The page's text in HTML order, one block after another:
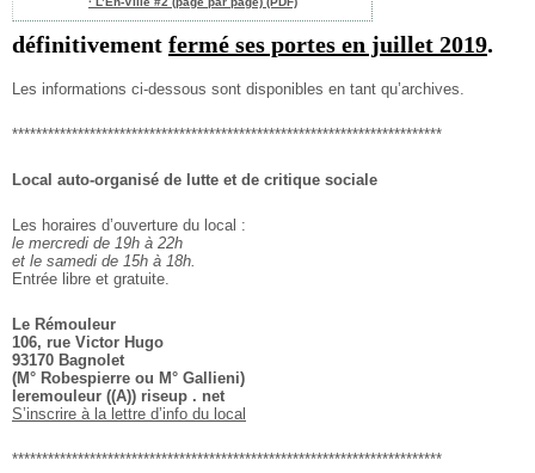
définitivement fermé ses portes en juillet 2019.
Les informations ci-dessous sont disponibles en tant qu’archives.
************************************************************************
Local auto-organisé de lutte et de critique sociale
Les horaires d’ouverture du local :
le mercredi de 19h à 22h
et le samedi de 15h à 18h.
Entrée libre et gratuite.
Le Rémouleur
106, rue Victor Hugo
93170 Bagnolet
(M° Robespierre ou M° Gallieni)
leremouleur ((A)) riseup . net
S’inscrire à la lettre d’info du local
************************************************************************